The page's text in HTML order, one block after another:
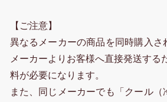
【ご注意】
異なるメーカーの商品を同時購入さ
メーカーよりお客様へ直接発送する
料が必要になります。
また、同じメーカーでも「クール